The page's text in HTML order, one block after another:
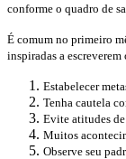
conforme o quadro de
É comum no primeiro
inspiradas a
Estabelecer
Tenha cautela
Evite atitudes de
Muitos
Observe seu